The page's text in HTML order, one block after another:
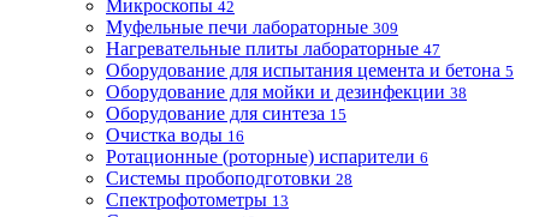
Микроскопы 42
Муфельные печи лабораторные 309
Нагревательные плиты лабораторные 47
Оборудование для испытания цемента и бетона 5
Оборудование для мойки и дезинфекции 38
Оборудование для синтеза 15
Очистка воды 16
Ротационные (роторные) испарители 6
Системы пробоподготовки 28
Спектрофотометры 13